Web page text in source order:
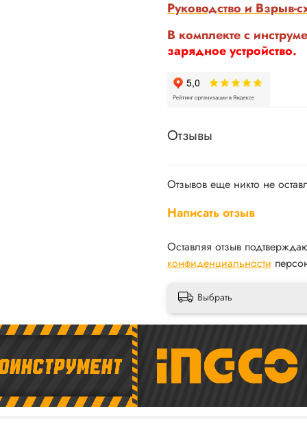
Руководство и Взрыв-
В комплекте с
зарядное устройство.
Отзывы
Отзывов еще никто не
Написать отзыв
Оставляя отзыв
конфиденциальности
Выбрать